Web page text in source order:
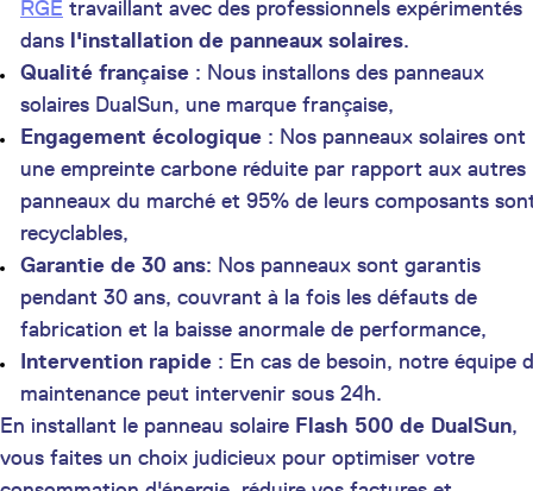
RGE travaillant avec des professionnels expérimentés
dans l'installation de panneaux solaires.
Qualité française : Nous installons des panneaux
solaires DualSun, une marque française,
Engagement écologique : Nos panneaux solaires ont
une empreinte carbone réduite par rapport aux autres
panneaux du marché et 95% de leurs composants
recyclables,
Garantie de 30 ans: Nos panneaux sont garantis
pendant 30 ans, couvrant à la fois les défauts de
fabrication et la baisse anormale de performance,
Intervention rapide : En cas de besoin, notre équipe
maintenance peut intervenir sous 24h.
En installant le panneau solaire Flash 500 de DualSun,
vous faites un choix judicieux pour optimiser votre